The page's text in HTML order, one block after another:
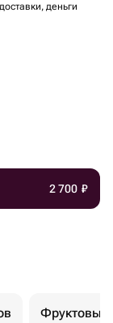
деньги
2 700 ₽
Фруктовый